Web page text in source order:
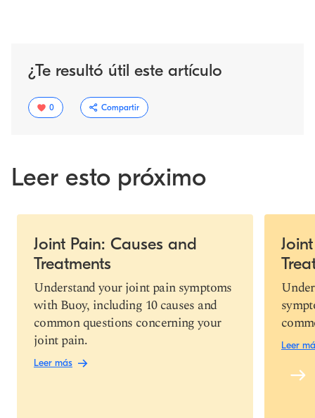
¿Te resultó útil este artículo
0 Compartir
Copiar link
Leer esto próximo
Slide 1 of 4
Joint Pain: Causes and
Treatments
Understand your joint pain symptoms
with Buoy, including 10 causes and
common questions concerning your
joint pain.
Leer más
Leer